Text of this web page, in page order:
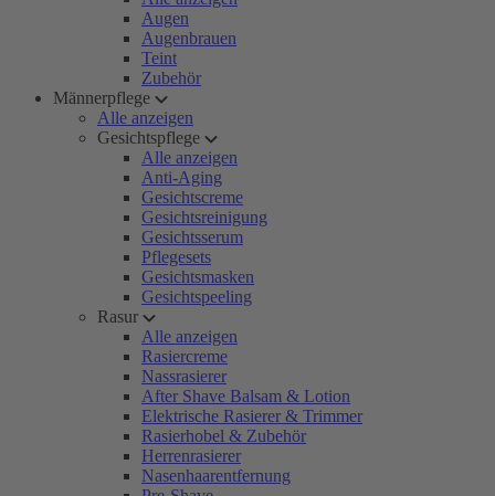
Augen
Augenbrauen
Teint
Zubehör
Männerpflege
Alle anzeigen
Gesichtspflege
Alle anzeigen
Anti-Aging
Gesichtscreme
Gesichtsreinigung
Gesichtsserum
Pflegesets
Gesichtsmasken
Gesichtspeeling
Rasur
Alle anzeigen
Rasiercreme
Nassrasierer
After Shave Balsam & Lotion
Elektrische Rasierer & Trimmer
Rasierhobel & Zubehör
Herrenrasierer
Nasenhaarentfernung